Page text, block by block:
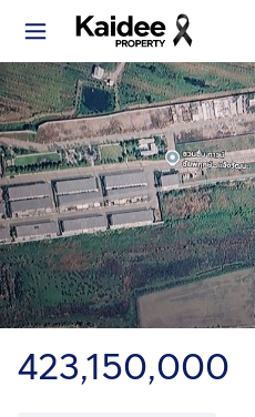
423,150,000